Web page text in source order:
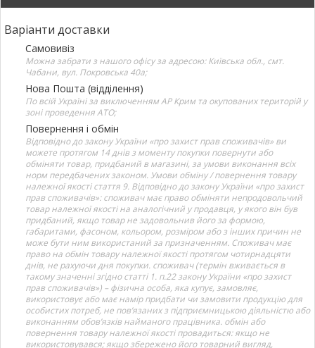
Варіанти доставки
Самовивіз
Можна забрати з нашого офісу за адресою: Київська обл., смт.
Чабани, вул. Покровська 40а;
Нова Пошта (відділення)
По всій Україні за виключенням АР Крим та окупованих територій у
зоні проведення АТО;
Повернення і обмін
Відповідно до закону України «про захист прав споживачів» ви
можете протягом 14 днів з моменту покупки повернути або
обміняти товар, придбаний в магазині, за умови виконання всіх
норм передбачених законом. Умови обміну / повернення товару
належної якості стаття 9. Відповідно до закону України «про захист
прав споживачів»: споживач має право обміняти непродовольчий
товар належної якості на аналогічний у продавця, у якого він був
придбаний, якщо товар не задовольнив його за формою,
габаритами, фасоном, кольором, розміром або з інших причин не
може бути ним використаний за призначенням. Споживач має
право на обмін товару належної якості протягом чотирнадцяти
днів, не рахуючи дня покупки. споживач (термін вживається в
такому значенні згідно статті 1. п.22 закону України «про захист
прав споживачів») – фізична особа, яка купує, замовляє,
використовує або має намір придбати чи замовити продукцію для
особистих потреб, не пов’язаних з підприємницькою діяльністю або
виконанням обов’язків найманого працівника. обмін або
повернення товару належної якості провадиться: якщо не
використовувався; якщо збережено його товарний вигляд,